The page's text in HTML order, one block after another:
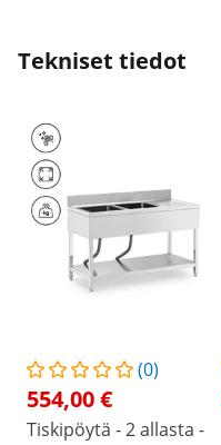
Tekniset tiedot
(0)
554,00 €
Tiskipöytä - 2 allasta -